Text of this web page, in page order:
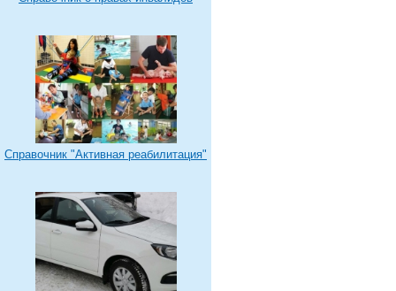
Справочник "Активная реабилитация"